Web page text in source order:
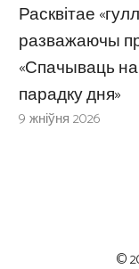
Расквітае
разважаючы
«Спачываць
парадку дня»
9 жніўня 2026
©